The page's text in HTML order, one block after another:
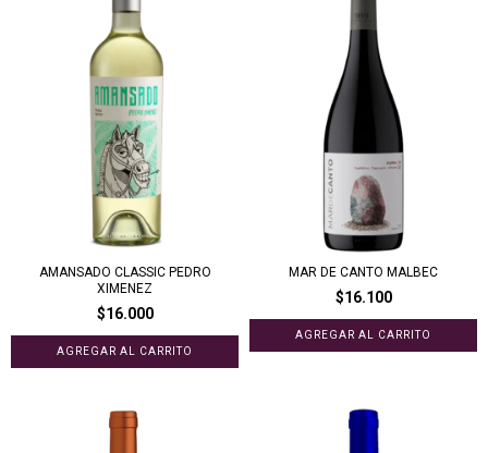
AMANSADO CLASSIC PEDRO
XIMENEZ
$16.000
MAR DE CANTO MALBEC
$16.100